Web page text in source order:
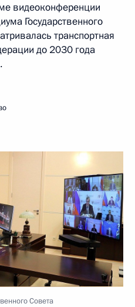
видеоконференции
Государственного
транспортная
до 2030 года
Совета